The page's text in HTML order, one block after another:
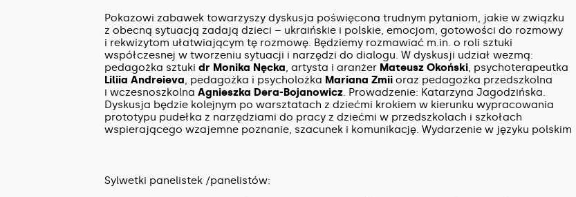
Pokazowi zabawek towarzyszy dyskusja poświęcona trudnym pytaniom, jakie w związku
z obecną sytuacją zadają dzieci – ukraińskie i polskie, emocjom, gotowości do rozmowy
i rekwizytom ułatwiającym tę rozmowę. Będziemy rozmawiać m.in. o roli sztuki
współczesnej w tworzeniu sytuacji i narzędzi do dialogu. W dyskusji udział wezmą:
pedagożka sztuki dr Monika Nęcka, artysta i aranżer Mateusz Okoński, psychoterapeutka
Liliia Andreieva, pedagożka i psycholożka Mariana Zmiioraz pedagożka przedszkolna
i wczesnoszkolna Agnieszka Dera-Bojanowicz. Prowadzenie: Katarzyna Jagodzińska.
Dyskusja będzie kolejnym po warsztatach z dziećmi krokiem w kierunku wypracowania
prototypu pudełka z narzędziami do pracy z dziećmi w przedszkolach i szkołach
wspierającego wzajemne poznanie, szacunek i komunikację. Wydarzenie w języku polskim
Sylwetki panelistek /panelistów: